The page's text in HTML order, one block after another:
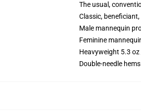
The usual,
Classic,
Male mannequin
Feminine
Heavyweight 5.3
Double-needle